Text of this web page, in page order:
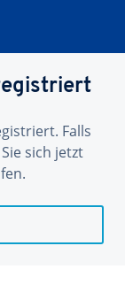
Falls
sich jetzt